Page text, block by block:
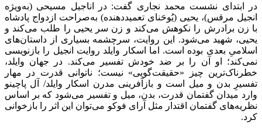
در ابتدای نشست محمد نجاری گفت: در اناجیل مسیحی (به‌ویژه
انجیل مرقس)، یحیی (یُوحَنای تعمیددهنده) به‌صراحت ازدواج پادشاه
با زن برادرش را نکوهش می‌کند و زن سر یحیی را طلب می‌کند و
یحیی، شهید می‌شود. این روایت، سرچشمه‌ بسیاری از داستان‌های
اسلامیِ بعدی بوده است. اما اسکار وایلد روایت انجیل را بازنویسی
نمی‌کند؛ او آن را بر ضد خودش تفسیر می‌کند. در جهان وایلد،
خطرناک‌ترین چیز «حقیقت‌گویی» نیست؛ ناتوانی قدرت در مهار
تفسیرِ بدن و میل است و بازآفرینی مدرن اسکار وایلد/ آل پاچینو
وارد میدان گفتمان قدرت، بدن، میل و تفسیر می‌شود که بر اساس
نظریه‌های گفتمان اقتدار مثل آرای فوکو می‌توان این اثر را بازخوانی
کرد.